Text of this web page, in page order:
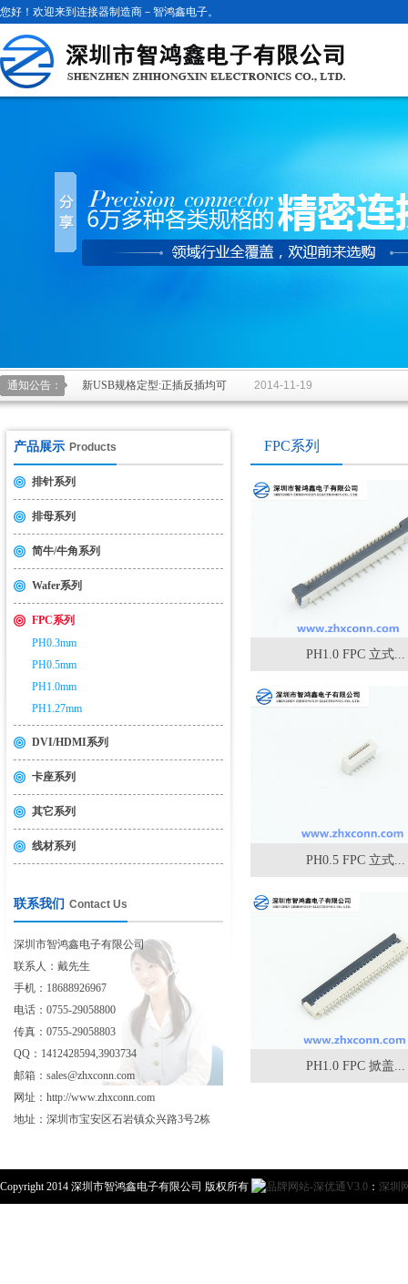
您好！欢迎来到连接器制造商－智鸿鑫电子。
通知公告： 新USB规格定型:正插反插均可 2014-11-19
产品展示 Products
排针系列
排母系列
简牛/牛角系列
Wafer系列
FPC系列
PH0.3mm
PH0.5mm
PH1.0mm
PH1.27mm
DVI/HDMI系列
卡座系列
其它系列
线材系列
联系我们 Contact Us
深圳市智鸿鑫电子有限公司
联系人：戴先生
手机：18688926967
电话：0755-29058800
传真：0755-29058803
QQ：1412428594,3903734
邮箱：sales@zhxconn.com
网址：http://www.zhxconn.com
地址：深圳市宝安区石岩镇众兴路3号2栋
FPC系列
PH1.0 FPC 立式...
PH0.5 FPC 立式...
PH1.0 FPC 掀盖...
Copyright 2014 深圳市智鸿鑫电子有限公司 版权所有 ： 深圳